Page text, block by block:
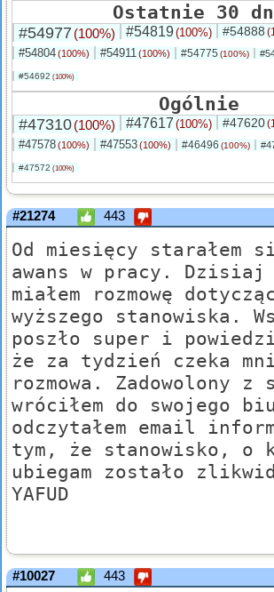
Ostatnie 30
#54977 (100%) #54819(100%) #54888
#54804(100%) #54911(100%) #54775 (100%)
#54692 (100%)
Ogólnie
#47310(100%) #47617 (100%) #47620
#47578(100%) #47553(100%) #46496 (100%)
#47572 (100%)
#21274 443
Od miesięcy starałem
awans w pracy. Dzisiaj
miałem rozmowę
wyższego stanowiska.
poszło super i
że za tydzień czeka
rozmowa. Zadowolony z
wróciłem do swojego
odczytałem email
tym, że stanowisko, o
ubiegam zostało
YAFUD
#10027 443